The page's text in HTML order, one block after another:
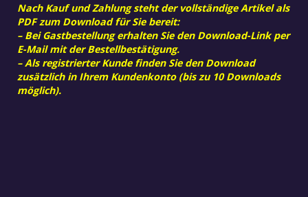
Nach Kauf und Zahlung steht der vollständige Artikel als
PDF zum Download für Sie bereit:
– Bei Gastbestellung erhalten Sie den Download-Link per
E-Mail mit der Bestellbestätigung.
– Als registrierter Kunde finden Sie den Download
zusätzlich in Ihrem Kundenkonto (bis zu 10 Downloads
möglich).